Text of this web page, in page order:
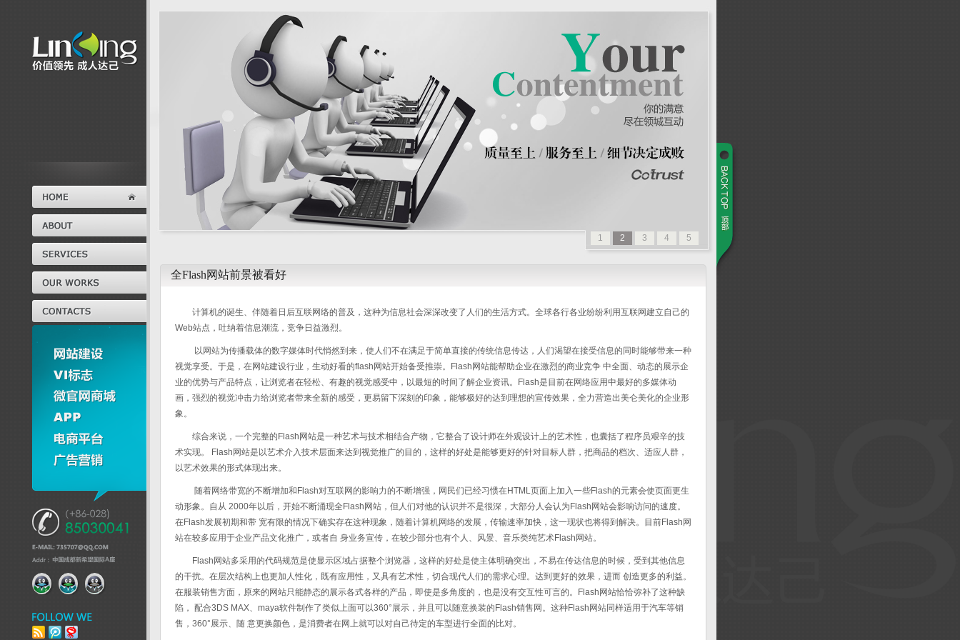
1 2 3 4 5
全Flash网站前景被看好
计算机的诞生、伴随着日后互联网络的普及，这种为信息社会深深改变了人们的生活方式。全球各行各业纷纷利用互联网建立自己的
Web站点，吐纳着信息潮流，竞争日益激烈。
以网站为传播载体的数字媒体时代悄然到来，使人们不在满足于简单直接的传统信息传达，人们渴望在接受信息的同时能够带来一种
视觉享受。于是，在网站建设行业，生动好看的flash网站开始备受推崇。Flash网站能帮助企业在激烈的商业竞争 中全面、动态的展示企
业的优势与产品特点，让浏览者在轻松、有趣的视觉感受中，以最短的时间了解企业资讯。Flash是目前在网络应用中最好的多媒体动
画，强烈的视觉冲击力给浏览者带来全新的感受，更易留下深刻的印象，能够极好的达到理想的宣传效果，全力营造出美仑美化的企业形
象。
综合来说，一个完整的 Flash网站是一种艺术与技术相结合产物，它整合了设计师在外观设计上的艺术性，也囊括了程序员艰辛的技
术实现。 Flash网站是以艺术介入技术层面来达到视觉推广的目的，这样的好处是能够更好的针对目标人群，把商品的档次、适应人群，
以艺术效果的形式体现出来。
随着网络带宽的不断增加和Flash对互联网的影响力的不断增强，网民们已经习惯在HTML页面上加入一些Flash的元素会使页面更生
动形象。自从 2000年以后，开始不断涌现全Flash网站，但人们对他的认识并不是很深，大部分人会认为Flash网站会影响访问的速度。
在Flash发展初期和带 宽有限的情况下确实存在这种现象，随着计算机网络的发展，传输速率加快，这一现状也将得到解决。目前Flash网
站在较多应用于企业产品文化推广，或者自 身业务宣传，在较少部分也有个人、风景、音乐类纯艺术Flash网站。
Flash网站多采用的代码规范是使显示区域占据整个浏览器，这样的好处是使主体明确突出，不易在传达信息的时候，受到其他信息
的干扰。在层次结构上也更加人性化，既有应用性，又具有艺术性，切合现代人们的需求心理。达到更好的效果，进而 创造更多的利益。
在服装销售方面，原来的网站只能静态的展示各式各样的产品，即使是多角度的，也是没有交互性可言的。Flash网站恰恰弥补了这种缺
陷， 配合3DS MAX、maya软件制作了类似上面可以360°展示，并且可以随意换装的Flash销售网。这种Flash网站同样适用于汽车等销
售，360°展示、随 意更换颜色，是消费者在网上就可以对自己待定的车型进行全面的比对。